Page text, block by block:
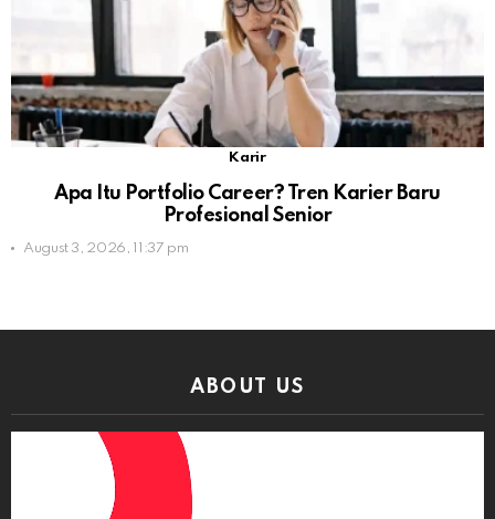
Karir
Apa Itu Portfolio Career? Tren Karier Baru
Profesional Senior
August 3, 2026, 11:37 pm
ABOUT US